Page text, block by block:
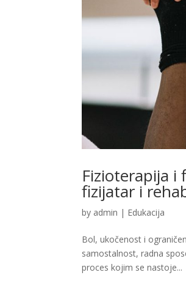
Fizioterapija
fizijatar i
by admin | Edukacija
Bol, ukočenost i
samostalnost, radna
proces kojim se nastoje...